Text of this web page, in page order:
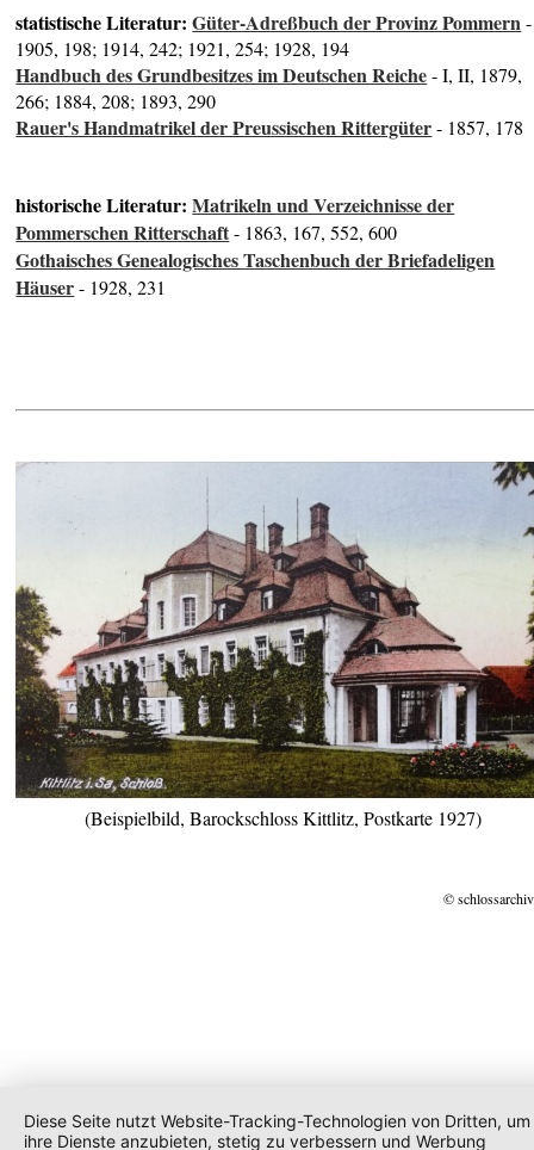
statistische Literatur:Güter-Adreßbuch der Provinz Pommern-
1905, 198; 1914, 242; 1921, 254; 1928, 194
Handbuch des Grundbesitzes im Deutschen Reiche- I, II, 1879,
266; 1884, 208; 1893, 290
Rauer's Handmatrikel der Preussischen Rittergüter- 1857, 178
historische Literatur:Matrikeln und Verzeichnisse der
Pommerschen Ritterschaft- 1863, 167, 552, 600
Gothaisches Genealogisches Taschenbuch der Briefadeligen
Häuser- 1928, 231
(Beispielbild, Barockschloss Kittlitz, Postkarte 1927)
©
Diese Seite nutzt Website-Tracking-Technologien von Dritten, um
ihre Dienste anzubieten, stetig zu verbessern und Werbung